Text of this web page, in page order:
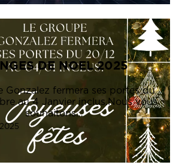
DE NOEL 2025
Gonzalez fermera ses portes du
au 4 Janvier inclus.Nous vous
souhaitons…